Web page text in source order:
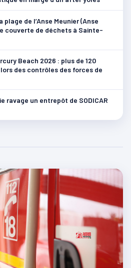
de l’Anse Meunier (Anse
couverte de déchets à Sainte-
Beach 2026 : plus de 120
des contrôles des forces de
ravage un entrepôt de SODICAR